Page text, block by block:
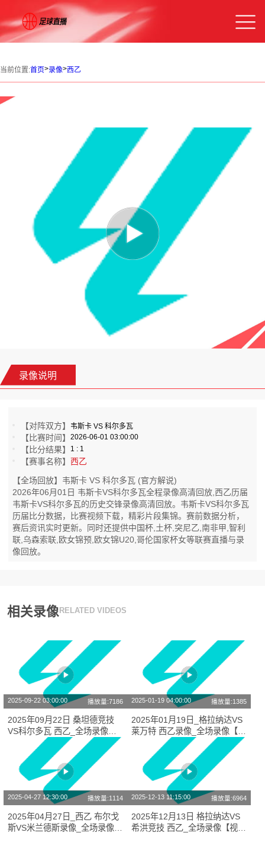
当前位置:首页>录像>西乙
录像说明
【对阵双方】 韦斯卡 VS 科尔多瓦
【比赛时间】2026-06-01 03:00:00
【比分结果】 1 : 1
【赛事名称】西乙
【全场回放】韦斯卡 VS 科尔多瓦 (官方解说)
2026年06月01日 韦斯卡VS科尔多瓦全程录像高清回放,西乙历届
韦斯卡VS科尔多瓦的历史交锋录像高清回放。韦斯卡VS科尔多瓦
历届比分数据，比赛视频下载，精彩片段集锦。赛前数据分析，
赛后资讯实时更新。同时还提供中国杯,土杯,突尼乙,南非甲,智利
联,乌森索联,欧女锦预,欧女锦U20,哥伦国家杯女等联赛直播与录
像回放。
相关录像 RELATED VIDEOS
2025-09-22 03:00:00 播放量:7186
2025年09月22日 桑坦德竞技
VS科尔多瓦 西乙_全场录像
【全场回放】
2025-01-19 04:00:00 播放量:1385
2025年01月19日_格拉纳达VS
莱万特 西乙录像_全场录像【高
清回放】
2025-04-27 12:30:00 播放量:1114
2025年04月27日_西乙 布尔戈
斯VS米兰德斯录像_全场录像
2025-12-13 11:15:00 播放量:6964
2025年12月13日 格拉纳达VS
希洪竞技 西乙_全场录像【视频